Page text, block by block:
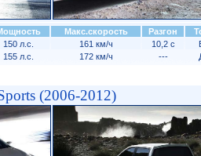
Макс.скорость Разгон
150 л.с. 161 км/ч 10,2 с
155 л.с. 172 км/ч ---
(2006-2012)